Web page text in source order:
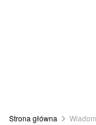
Strona główna